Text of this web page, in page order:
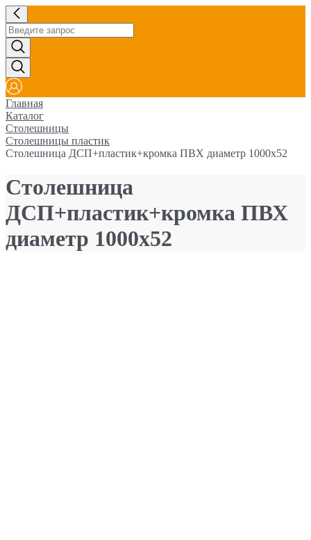
Главная
Каталог
Столешницы
Столешницы пластик
Столешница ДСП+пластик+кромка ПВХ диаметр 1000х52
Столешница
ДСП+пластик+кромка ПВХ
диаметр 1000х52